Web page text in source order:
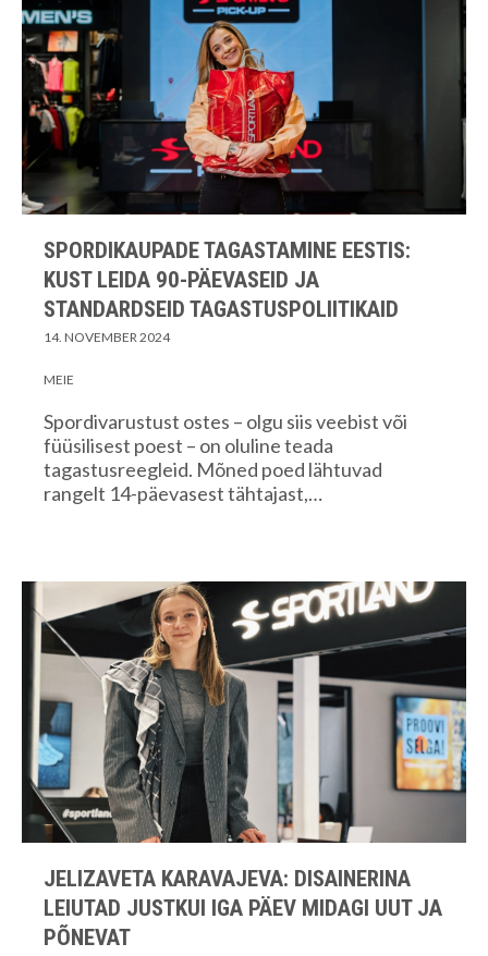
SPORDIKAUPADE TAGASTAMINE EESTIS:
KUST LEIDA 90-PÄEVASEID JA
STANDARDSEID TAGASTUSPOLIITIKAID
14. NOVEMBER 2024
MEIE
Spordivarustust ostes – olgu siis veebist või
füüsilisest poest – on oluline teada
tagastusreegleid. Mõned poed lähtuvad
rangelt 14-päevasest tähtajast,…
JELIZAVETA KARAVAJEVA: DISAINERINA
LEIUTAD JUSTKUI IGA PÄEV MIDAGI UUT JA
PÕNEVAT